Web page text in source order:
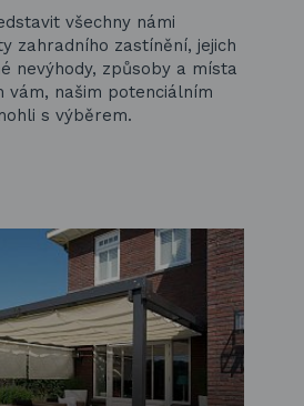
všechny námi
zahradního zastínění, jejich
nevýhody, způsoby a místa
vám, našim potenciálním
s výběrem.